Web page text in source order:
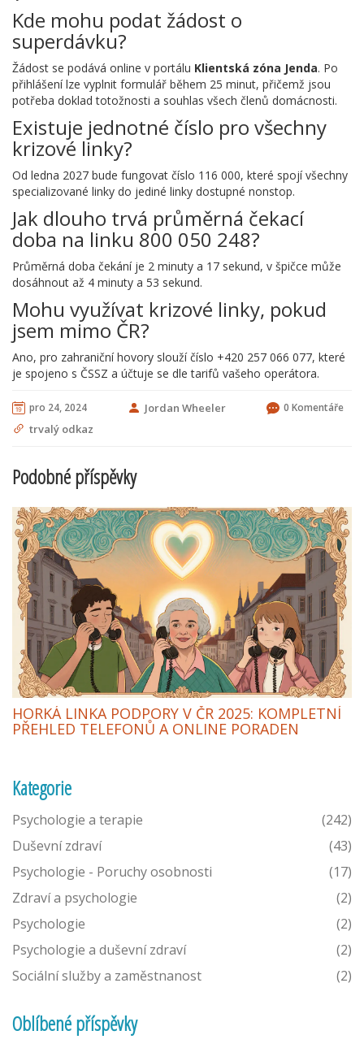
Kde mohu podat žádost o
superdávku?
Žádost se podává online v portálu Klientská zóna Jenda. Po
přihlášení lze vyplnit formulář během 25 minut, přičemž jsou
potřeba doklad totožnosti a souhlas všech členů domácnosti.
Existuje jednotné číslo pro všechny
krizové linky?
Od ledna 2027 bude fungovat číslo 116 000, které spojí všechny
specializované linky do jediné linky dostupné nonstop.
Jak dlouho trvá průměrná čekací
doba na linku 800 050 248?
Průměrná doba čekání je 2 minuty a 17 sekund, v špičce může
dosáhnout až 4 minuty a 53 sekund.
Mohu využívat krizové linky, pokud
jsem mimo ČR?
Ano, pro zahraniční hovory slouží číslo +420 257 066 077, které
je spojeno s ČSSZ a účtuje se dle tarifů vašeho operátora.
pro 24, 2024 Jordan Wheeler 0 Komentáře
trvalý odkaz
Podobné příspěvky
HORKÁ LINKA PODPORY V ČR 2025: KOMPLETNÍ
PŘEHLED TELEFONŮ A ONLINE PORADEN
Kategorie
Psychologie a terapie
(242)
Duševní zdraví
(43)
Psychologie - Poruchy osobnosti
(17)
Zdraví a psychologie
(2)
Psychologie
(2)
Psychologie a duševní zdraví
(2)
Sociální služby a zaměstnanost
(2)
Oblíbené příspěvky